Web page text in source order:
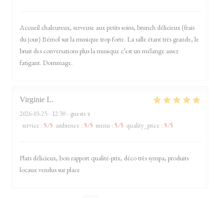
Accueil chaleureux, serveuse aux petits soins, brunch délicieux (frais
du jour) Bémol sur la musique trop forte. La salle étant très grande, le
bruit des conversations plus la musique c’est un mélange assez
fatigant. Dommage.
Virginie L
2026-03-25- 12:30 - guests 4
service : 5/5 ambience : 5/5 menu : 5/5 quality_price : 5/5
Plats délicieux, bon rapport qualité-prix, déco très sympa, produits
locaux vendus sur place